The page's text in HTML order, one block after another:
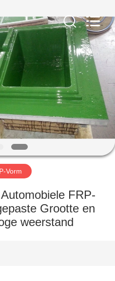
Vorm
FRP-
Grootte en
weerstand